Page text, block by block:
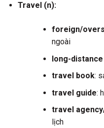
Travel (n):
foreign/
ngoài
long-
travel book:
travel guide:
travel
lịch